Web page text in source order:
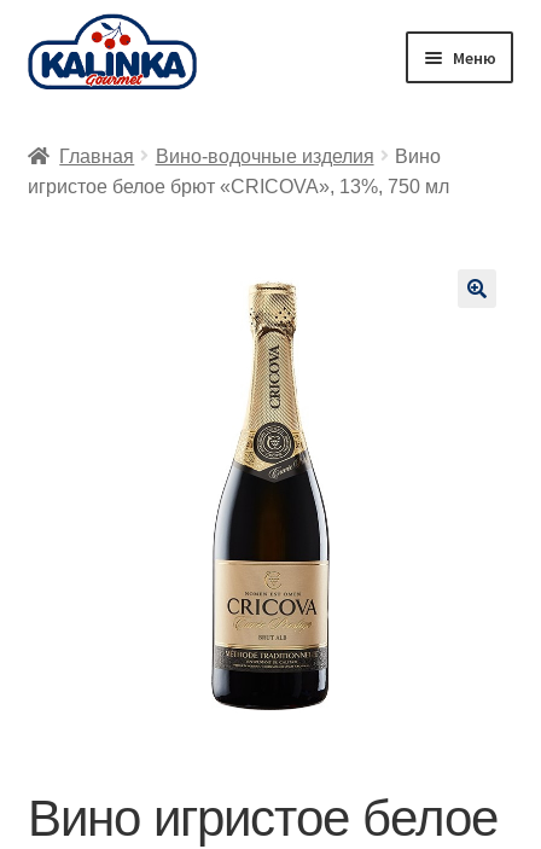
Перейти
к
Перейти
к
Меню
Заказ онлайн
Главная Вино-водочные изделия
Вино
игристое белое брют «CRICOVA», 13%, 750 мл
Вино игристое белое